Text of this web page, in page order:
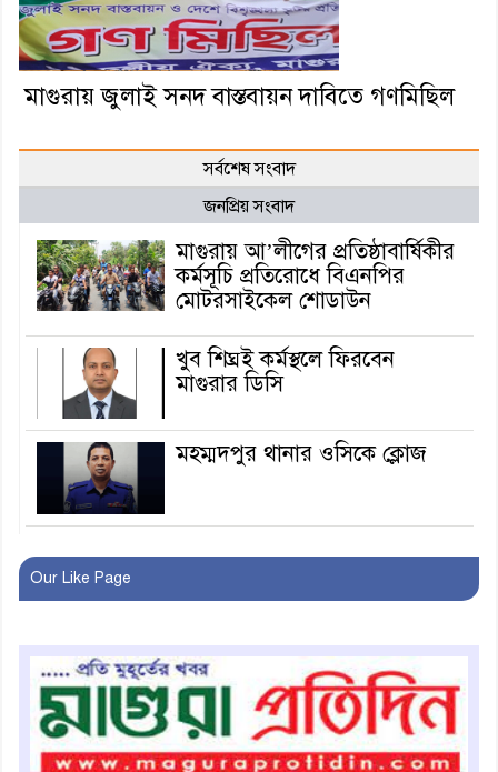
মাগুরায় জুলাই সনদ বাস্তবায়ন দাবিতে গণমিছিল
সর্বশেষ সংবাদ
জনপ্রিয় সংবাদ
মাগুরায় আ’লীগের প্রতিষ্ঠাবার্ষিকীর
কর্মসূচি প্রতিরোধে বিএনপির
মোটরসাইকেল শোডাউন
খুব শিঘ্রই কর্মস্থলে ফিরবেন
মাগুরার ডিসি
মহম্মদপুর থানার ওসিকে ক্লোজ
কোলে
শ্রীপুরে শ্লীলতাহানির অভিযোগে
বিক্ষোভ-সিসি ক্যামেরা ফুটেজ
যাচাইয়ের দাবি অভিযুক্ত শিক্ষকের
মাগুরার কথিত মাদক সম্রাট
Our Like Page